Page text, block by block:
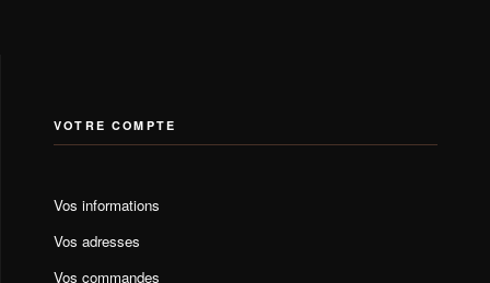
VOTRE COMPTE
Vos informations
Vos adresses
Vos commandes